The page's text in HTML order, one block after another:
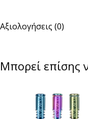
Αξιολογήσεις (0)
Μπορεί επίσης